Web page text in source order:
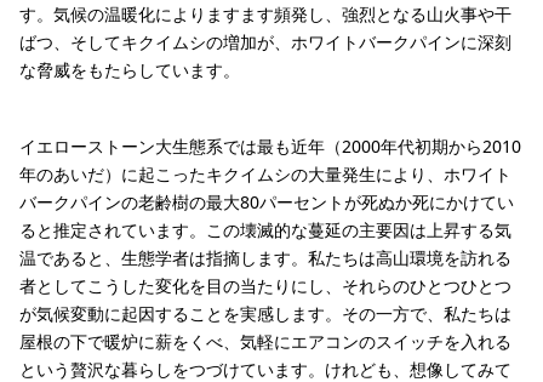
す。気候の温暖化によりますます頻発し、強烈となる山火事や干
ばつ、そしてキクイムシの増加が、ホワイトバークパインに深刻
な脅威をもたらしています。
イエローストーン大生態系では最も近年（2000年代初期から2010
年のあいだ）に起こったキクイムシの大量発生により、ホワイト
バークパインの老齢樹の最大80パーセントが死ぬか死にかけてい
ると推定されています。この壊滅的な蔓延の主要因は上昇する気
温であると、生態学者は指摘します。私たちは高山環境を訪れる
者としてこうした変化を目の当たりにし、それらのひとつひとつ
が気候変動に起因することを実感します。その一方で、私たちは
屋根の下で暖炉に薪をくべ、気軽にエアコンのスイッチを入れる
という贅沢な暮らしをつづけています。けれども、想像してみて